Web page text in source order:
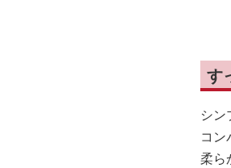
す
シン
コン
柔ら